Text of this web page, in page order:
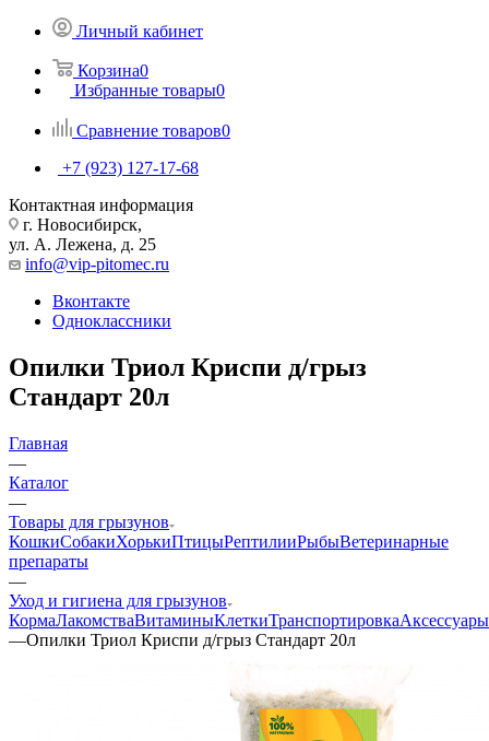
Личный кабинет
Корзина0
Избранные товары0
Сравнение товаров0
+7 (923) 127-17-68
Контактная информация
г. Новосибирск,
ул. А. Лежена, д. 25
info@vip-pitomec.ru
Вконтакте
Одноклассники
Опилки Триол Криспи д/грыз
Стандарт 20л
Главная
—
Каталог
—
Товары для грызунов
КошкиСобакиХорькиПтицыРептилииРыбыВетеринарные
препараты
—
Уход и гигиена для грызунов
КормаЛакомстваВитаминыКлеткиТранспортировкаАксессуары
—Опилки Триол Криспи д/грыз Стандарт 20л